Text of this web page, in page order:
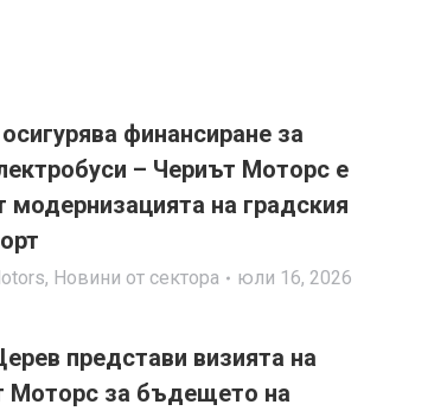
финансиране за
– Чериът Моторс е
модернизацията на градския
, Новини от сектора юли 16, 2026
представи визията на
Моторс за бъдещето на